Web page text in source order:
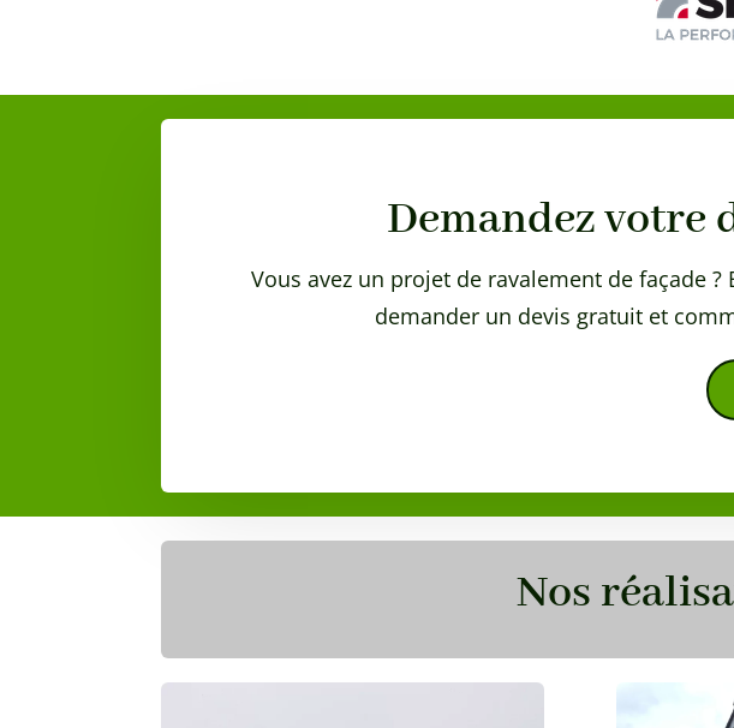
Demandez votre
Vous avez un projet de ravalement de façade
demander un devis gratuit et
Nos